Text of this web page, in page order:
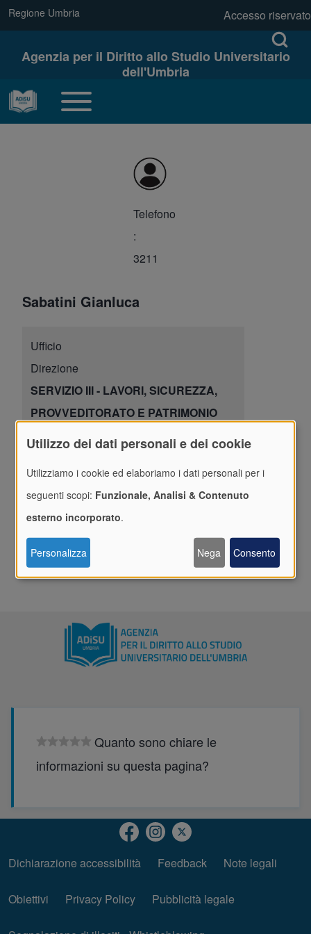
Skip to main navigation
link regione
Regione Umbria
(opens in new tab) Menu profilo
Accesso riservato
Open
Cerca
Open Search
Agenzia per il Diritto allo Studio Universitario
dell'Umbria
Navigazione principale
Toggle main menu
Telefono
3211
Sabatini Gianluca
Ufficio
Direzione
SERVIZIO III - LAVORI, SICUREZZA,
PROVVEDITORATO E PATRIMONIO
Direzione
Dirigente
Quanto sono chiare le
informazioni su questa pagina?
Piè di pagina
Dichiarazione accessibilità
(opens in new tab) Feedback Note legali
Obiettivi
(opens in new tab)Privacy Policy Pubblicità legale
(opens in new tab)
Utilizzo dei dati personali e dei cookie
Utilizziamo i cookie ed elaboriamo i dati personali per i
seguenti scopi: Funzionale, Analisi & Contenuto
esterno incorporato.
Personalizza Nega Consento